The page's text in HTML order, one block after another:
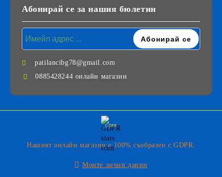
Абонирай се за нашия бюлетин
patilancibg78@gmail.com
0885428244 онлайн магазин
GDPR
Нашият онлайн магазин е 100% съобразен с GDPR.
Моите лични данни